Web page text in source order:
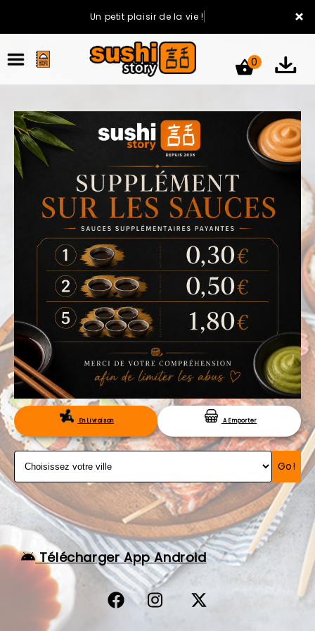
×
Un petit plaisir de la vie !
ACCUEIL
LA CARTE
VOTRE COMPTE
NOTRE RESTAURANT
VOS AVIS
MENTIONS LÉGALES
C.G.V
RÉSERVATION
0
En Livraison A Emporter
Go!
Télécharger App Android